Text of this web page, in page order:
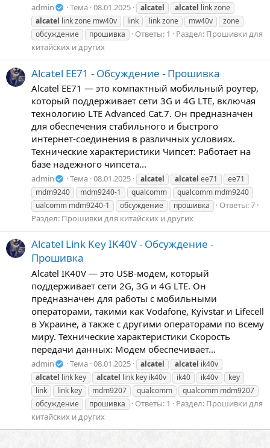
admin Тема 08.01.2025 alcatel alcatel link zone
alcatel link zone mw40v link link zone mw40v
zone
обсуждение
прошивка Ответы: 1 Раздел: Прошивки для
китайских и других
Alcatel EE71 - Обсуждение - Прошивка
Alcatel EE71 — это компактный мобильный роутер,
который поддерживает сети 3G и 4G LTE, включая
технологию LTE Advanced Cat.7. Он предназначен
для обеспечения стабильного и быстрого
интернет-соединения в различных условиях.
Технические характеристики Чипсет: Работает на
базе надежного чипсета...
admin Тема 08.01.2025 alcatel alcatel ee71
ee71
mdm9240
mdm9240-1 qualcomm
qualcomm mdm9240
ualcomm mdm9240-1
обсуждение прошивка
Ответы: 7
Раздел: Прошивки для китайских и других
Alcatel Link Key IK40V - Обсуждение -
Прошивка
Alcatel IK40V — это USB-модем, который
поддерживает сети 2G, 3G и 4G LTE. Он
предназначен для работы с мобильными
операторами, такими как Vodafone, Kyivstar и Lifecell
в Украине, а также с другими операторами по всему
миру. Технические характеристики Скорость
передачи данных: Модем обеспечивает...
admin Тема 08.01.2025 alcatel alcatel ik40v
alcatel link key alcatel link key ik40v ik40 ik40v
key
link
link key mdm9207 qualcomm
qualcomm mdm9207
обсуждение
прошивка Ответы: 1 Раздел: Прошивки для
китайских и других